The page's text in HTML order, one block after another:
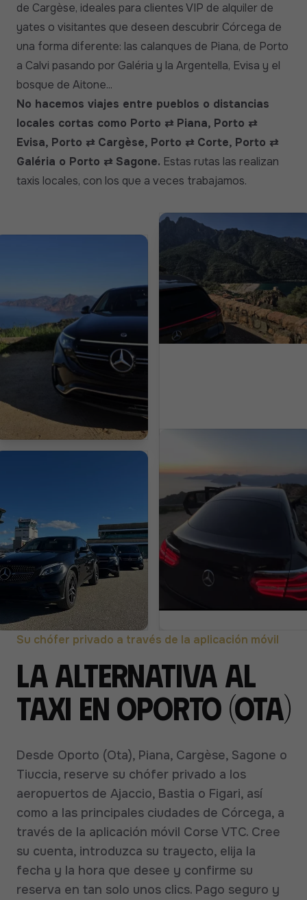
de Cargèse, ideales para clientes VIP de alquiler de
yates o visitantes que deseen descubrir Córcega de
una forma diferente: las calanques de Piana, de Porto
a Calvi pasando por Galéria y la Argentella, Evisa y el
bosque de Aitone...
No hacemos viajes entre pueblos o distancias
locales cortas como Porto ⇄ Piana, Porto ⇄
Evisa, Porto ⇄ Cargèse, Porto ⇄ Corte, Porto ⇄
Galéria o Porto ⇄ Sagone. Estas rutas las realizan
taxis locales, con los que a veces trabajamos.
Su chófer privado a través de la aplicación móvil
La alternativa al
taxi en Oporto (Ota)
Desde Oporto (Ota), Piana, Cargèse, Sagone o
Tiuccia, reserve su chófer privado a los
aeropuertos de Ajaccio, Bastia o Figari, así
como a las principales ciudades de Córcega, a
través de la aplicación móvil Corse VTC. Cree
su cuenta, introduzca su trayecto, elija la
fecha y la hora que desee y confirme su
reserva en tan solo unos clics. Pago seguro y